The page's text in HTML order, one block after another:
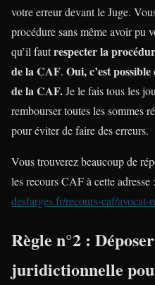
votre erreur devant le Juge.
procédure sans même avoir pu
qu’il fautrespecter la
de la CAF. Oui, c’est
de la CAF.Je le fais tous les
rembourser toutes les sommes
pour éviter de faire des erreurs.
Vous trouverez beaucoup de
les recours CAF à cette adresse :
desfarges.fr/recours-caf/
Règle n°2 :
juridictionnelle